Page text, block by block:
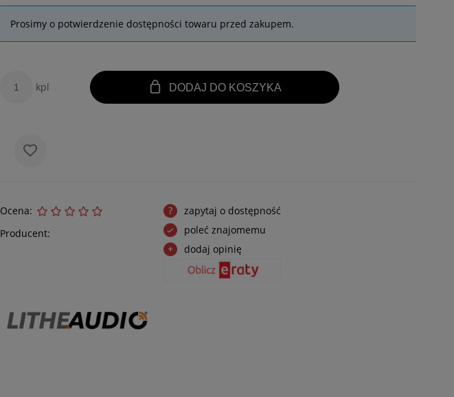
Prosimy o potwierdzenie dostępności towaru przed zakupem.
kpl DODAJ DO KOSZYKA
Ocena:
Producent:
zapytaj o dostępność
poleć znajomemu
dodaj opinię